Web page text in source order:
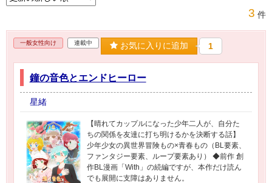
3 件
一般女性向け 連載中 お気に入りに追加 1
鐘の音色とエンドヒーロー
星緒
【晴れてカップルになった少年二人が、自分た
ちの関係を友達に打ち明けるかを決断する話】
少年少女の異世界冒険もの×青春もの（BL要素、
ファンタジー要素、ループ要素あり） ◆前作 創
作BL漫画「With」の続編ですが、本作だけ読ん
でも展開に支障はありません。